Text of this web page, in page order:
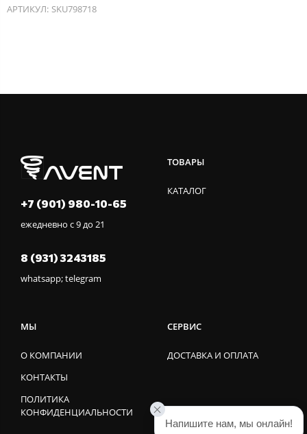
АРТИКУЛ: SKU798718
+7 (901) 980-10-65
ежедневно с 9 до 21
8 (931) 3243185
whatsapp; telegram
ТОВАРЫ
КАТАЛОГ
МЫ
О КОМПАНИИ
КОНТАКТЫ
ПОЛИТИКА
КОНФИДЕНЦИАЛЬНОСТИ
СЕРВИС
ДОСТАВКА И ОПЛАТА
Напишите нам, мы онлайн!